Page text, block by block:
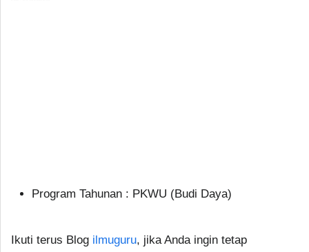
Program Tahunan : PKWU (Budi Daya)
Ikuti terus Blog ilmuguru, jika Anda ingin tetap